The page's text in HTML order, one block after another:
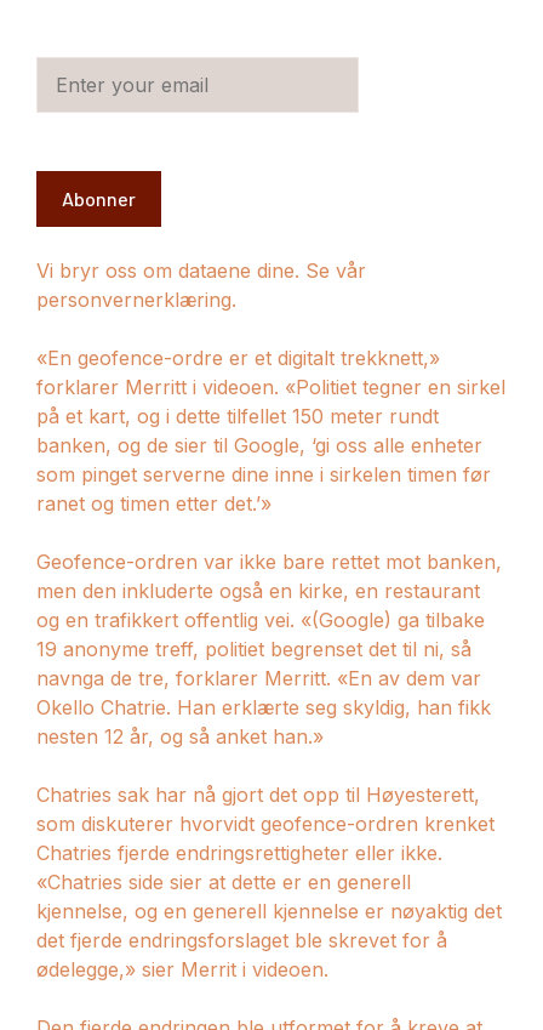
Abonner
Vi bryr oss om dataene dine. Se vår
personvernerklæring.
«En geofence-ordre er et digitalt trekknett,»
forklarer Merritt i videoen. «Politiet tegner en sirkel
på et kart, og i dette tilfellet 150 meter rundt
banken, og de sier til Google, ‘gi oss alle enheter
som pinget serverne dine inne i sirkelen timen før
ranet og timen etter det.’»
Geofence-ordren var ikke bare rettet mot banken,
men den inkluderte også en kirke, en restaurant
og en trafikkert offentlig vei. «(Google) ga tilbake
19 anonyme treff, politiet begrenset det til ni, så
navnga de tre, forklarer Merritt. «En av dem var
Okello Chatrie. Han erklærte seg skyldig, han fikk
nesten 12 år, og så anket han.»
Chatries sak har nå gjort det opp til Høyesterett,
som diskuterer hvorvidt geofence-ordren krenket
Chatries fjerde endringsrettigheter eller ikke.
«Chatries side sier at dette er en generell
kjennelse, og en generell kjennelse er nøyaktig det
det fjerde endringsforslaget ble skrevet for å
ødelegge,» sier Merrit i videoen.